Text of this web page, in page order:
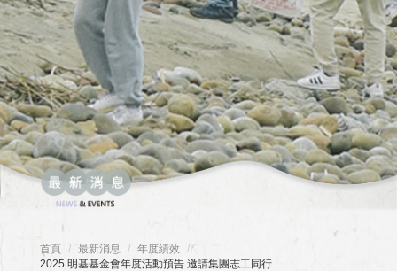
首頁 / 最新消息 / 年度績效
/
2025 明基基金會年度活動預告 邀請集團志工同行